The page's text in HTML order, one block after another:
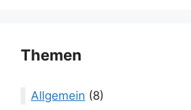
Themen
Allgemein (8)